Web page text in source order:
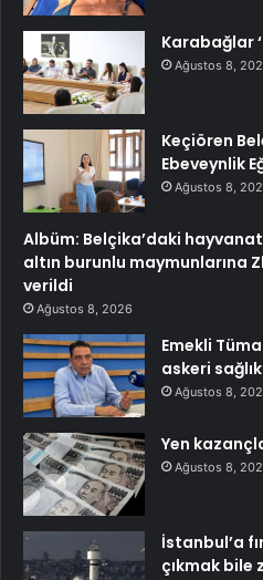
Karabağlar
Ağustos 8,
Keçiören
Ebeveynlik
Ağustos 8,
Albüm: Belçika’daki
altın burunlu maymunlarına
verildi
Ağustos 8, 2026
Emekli
askeri
Ağustos 8,
Yen
Ağustos 8,
İstanbul’a
çıkmak bile